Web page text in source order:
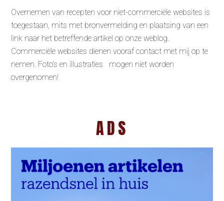
Overnemen van recepten voor niet-commerciële websites is
toegestaan, mits met bronvermelding en plaatsing van een
link naar het betreffende artikel op onze weblog.
Commerciële websites dienen vooraf contact met mij op te
nemen. Foto’s en illustraties mogen niet worden
overgenomen!
ADS